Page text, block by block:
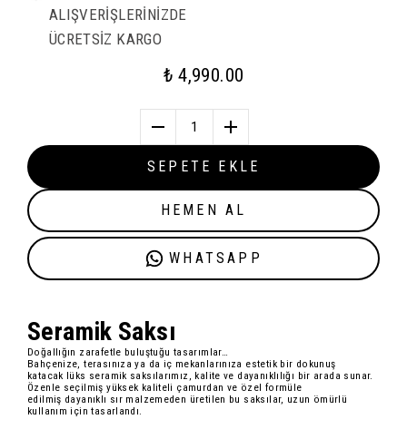
ALIŞVERİŞLERİNİZDE
ÜCRETSİZ KARGO
₺ 4,990.00
1
SEPETE EKLE
HEMEN AL
WHATSAPP
Seramik Saksı
Doğallığın zarafetle buluştuğu tasarımlar…
Bahçenize, terasınıza ya da iç mekanlarınıza estetik bir dokunuş
katacak lüks seramik saksılarımız
, kalite ve dayanıklılığı bir arada sunar.
Özenle seçilmişyüksek kaliteli çamurdan ve özel formüle
edilmiş dayanıklı sır malzemeden üretilen bu saksılar, uzun ömürlü
kullanım için tasarlandı.